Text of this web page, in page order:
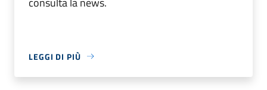
LEGGI DI PIÙ